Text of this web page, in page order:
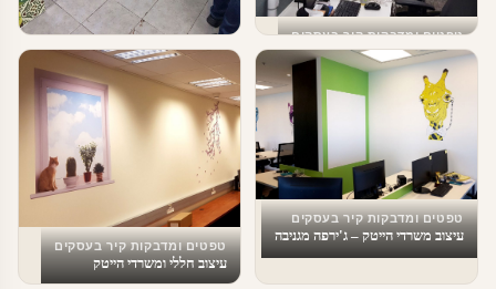
טפטים ומדבקות קיר בעסקים
טפט מעוצב לעסקים טפטים ומדבקות קיר בעסקים
עיצוב ירוק לכל חדרי הבית
טפטים ומדבקות קיר בעסקים
עיצוב משרדי הייטק – ג'ירפה מגניבה
טפטים ומדבקות קיר בעסקים
עיצוב חללי ומשרדי הייטק